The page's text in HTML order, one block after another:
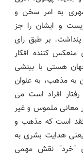
به امر سخن و
و ایشان را جز
پنداشت. بر طبق رای
کننده افکار
هستی با بینشی
به مذهب، به عنوان
افراد است می
معانی ملموس و غیر
است که مذهب و
هدایت بشری به
"خرد" نقش مهمی